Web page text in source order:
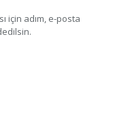
için adım, e-posta